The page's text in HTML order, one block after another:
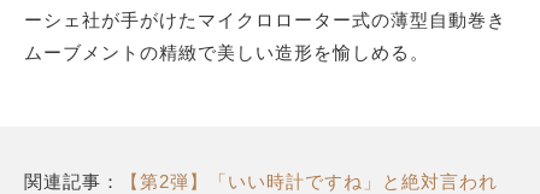
ーシェ社が手がけたマイクロローター式の薄型自動巻き
ムーブメントの精緻で美しい造形を愉しめる。
関連記事：
【第2弾】「いい時計ですね」と絶対言われ